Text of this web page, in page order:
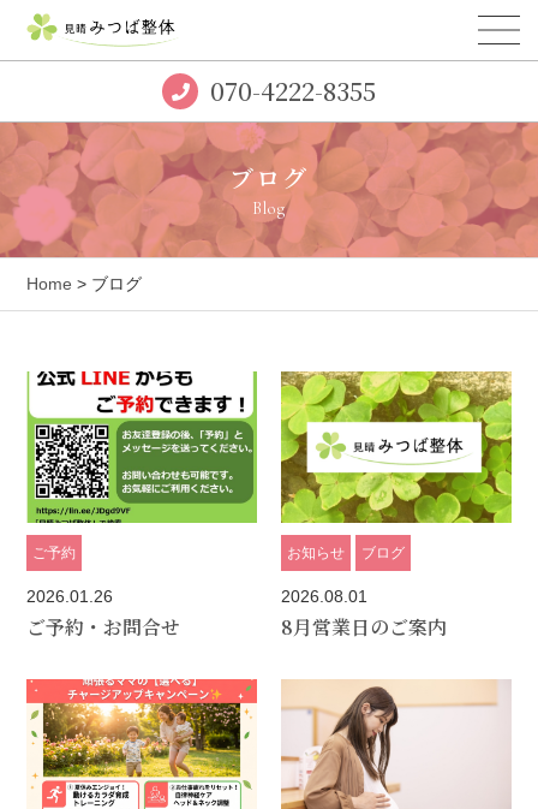
070-4222-8355
ブログ
Blog
Home > ブログ
ご予約
2026.01.26
ご予約・お問合せ
お知らせ ブログ
2026.08.01
8月営業日のご案内